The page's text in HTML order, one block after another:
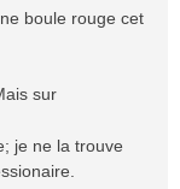
boule rouge cet
sur
je ne la trouve